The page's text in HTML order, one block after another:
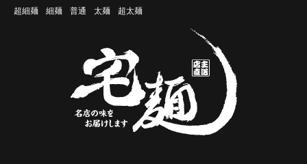
超細麺
細麺 普通 太麺 超太麺